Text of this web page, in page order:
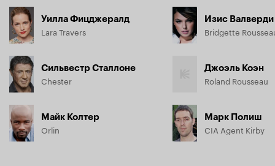
Уилла Фицджералд
Lara Travers
Сильвестр Сталлоне
Chester
Майк Колтер
Orlin
Изис Валверди
Bridgette
Джоэль Коэн
Roland Rousseau
Марк Полиш
CIA Agent Kirby